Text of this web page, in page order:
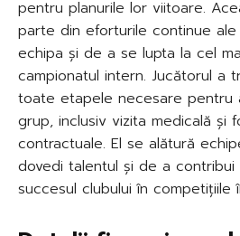
pentru planurile lor viitoare.
parte din eforturile continue
echipa și de a se lupta la cel
campionatul intern. Jucătorul a
toate etapele necesare pentru
grup, inclusiv vizita medicală și
contractuale. El se alătură
dovedi talentul și de a contribui
succesul clubului în competițiile